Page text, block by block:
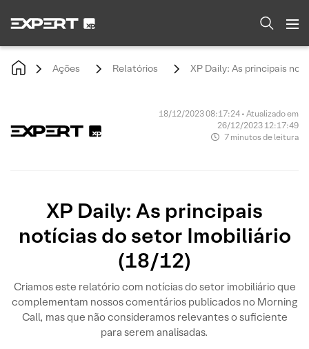
Ações Relatórios XP Daily: As principais
18/12/2023 08:17:24 • Atualizado em
26/12/2023 12:17:49
7 minutos de leitura
XP Daily: As principais
notícias do setor Imobiliário
(18/12)
Criamos este relatório com notícias do setor imobiliário que
complementam nossos comentários publicados no Morning
Call, mas que não consideramos relevantes o suficiente
para serem analisadas.